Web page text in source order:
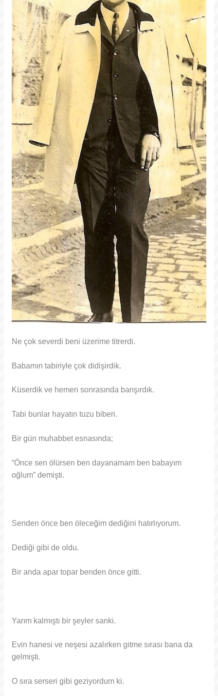
Ne çok severdi beni üzerime titrerdi.
Babamın tabiriyle çok didişirdik.
Küserdik ve hemen sonrasında barışırdık.
Tabi bunlar hayatın tuzu biberi.
Bir gün muhabbet esnasında;
“Önce sen ölürsen ben dayanamam ben babayım
oğlum” demişti.
Senden önce ben öleceğim dediğini hatırlıyorum.
Dediği gibi de oldu.
Bir anda apar topar benden önce gitti.
Yarım kalmıştı bir şeyler sanki.
Evin hanesi ve neşesi azalırken gitme sırası bana da
gelmişti.
O sıra serseri gibi geziyordum ki.